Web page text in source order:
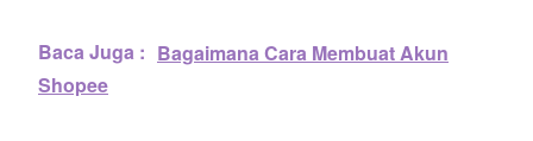
Baca Juga : Bagaimana Cara Membuat Akun
Shopee